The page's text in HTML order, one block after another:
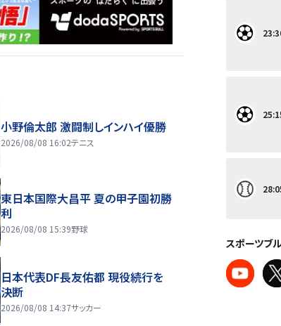
小野倫太郎 激闘制しインハイ優勝
2026/08/08 16:02テニス
東日本国際大昌平 夏の甲子園初勝
利
2026/08/08 15:39野球
日本代表DF長友佑都 現役続行を
決断
2026/08/08 14:37サッカー
スポーツブ